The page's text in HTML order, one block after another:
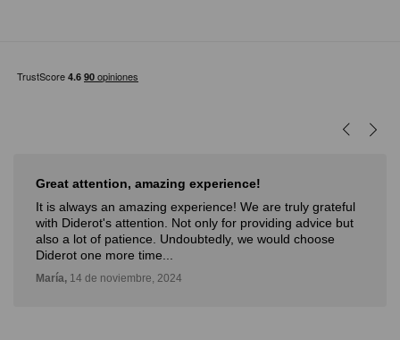
Great attention, amazing experience!
It is always an amazing experience! We are truly grateful
with Diderot's attention. Not only for providing advice but
also a lot of patience. Undoubtedly, we would choose
Diderot one more time...
María, 14 de noviembre, 2024